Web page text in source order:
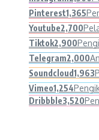
Pinterest1,365
Youtube2,700
Tiktok2,900
Telegram2,000
Soundcloud1,963
Vimeo1,254
Dribbble3,520